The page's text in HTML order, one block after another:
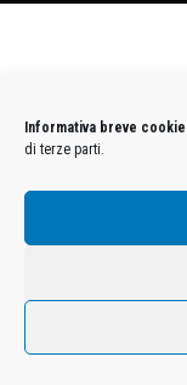
Informativa breve cookie
di terze parti.